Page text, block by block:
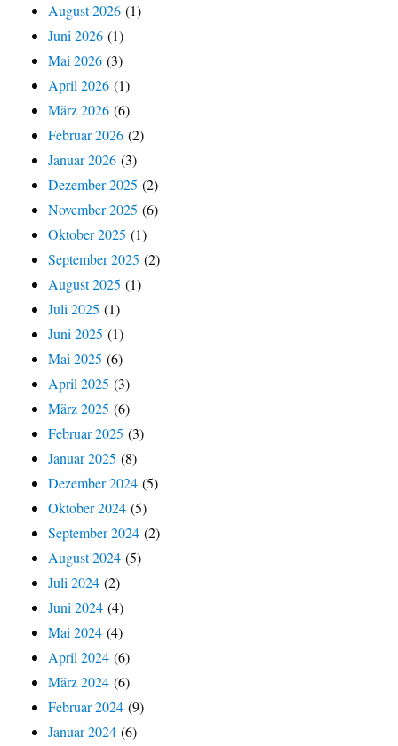
August 2026 (1)
Juni 2026 (1)
Mai 2026 (3)
April 2026 (1)
März 2026 (6)
Februar 2026 (2)
Januar 2026 (3)
Dezember 2025 (2)
November 2025 (6)
Oktober 2025 (1)
September 2025 (2)
August 2025 (1)
Juli 2025 (1)
Juni 2025 (1)
Mai 2025 (6)
April 2025 (3)
März 2025 (6)
Februar 2025 (3)
Januar 2025 (8)
Dezember 2024 (5)
Oktober 2024 (5)
September 2024 (2)
August 2024 (5)
Juli 2024 (2)
Juni 2024 (4)
Mai 2024 (4)
April 2024 (6)
März 2024 (6)
Februar 2024 (9)
Januar 2024 (6)